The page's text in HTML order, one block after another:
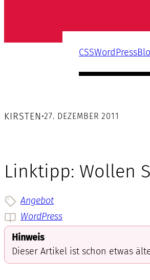
CSSWordPress
KIRSTEN•27. DEZEMBER 2011
Linktipp: Wollen
Angebot
WordPress
Hinweis
Dieser Artikel ist schon etwas